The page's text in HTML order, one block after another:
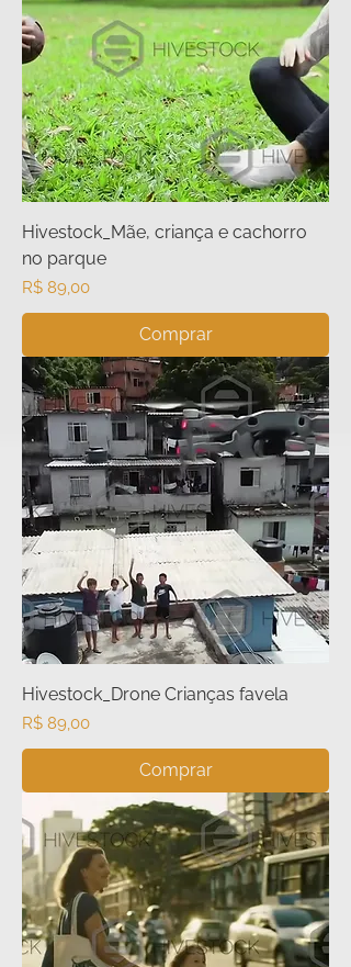
Hivestock_Mãe, criança e cachorro
no parque
Preço
R$ 89,00
Comprar
Hivestock_Drone Crianças favela
Preço
R$ 89,00
Comprar